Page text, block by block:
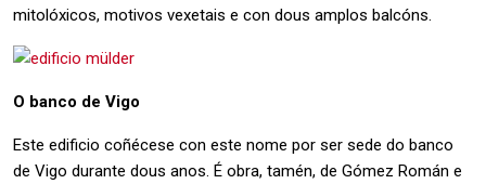
mitolóxicos, motivos vexetais e con dous amplos balcóns.
O banco de Vigo
Este edificio coñécese con este nome por ser sede do banco
de Vigo durante dous anos. É obra, tamén, de Gómez Román e